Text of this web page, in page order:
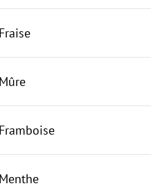
Fraise
Mûre
Framboise
Menthe